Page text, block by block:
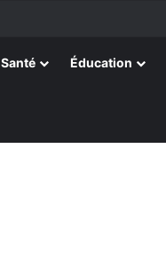
Santé Éducation